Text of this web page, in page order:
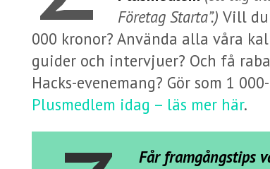
Företag Starta”.) Vill
000 kronor? Använda alla våra
guider och intervjuer? Och få
Hacks-evenemang? Gör som 1
Plusmedlem idag – läs mer här.
Får framgångstips